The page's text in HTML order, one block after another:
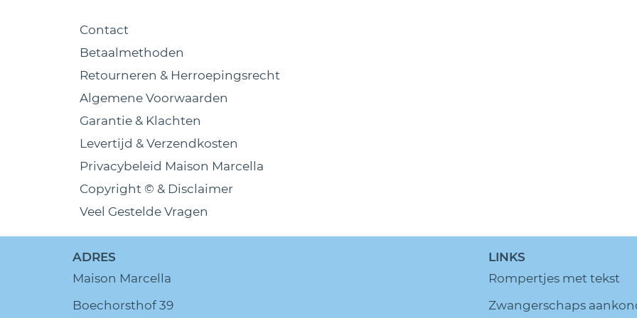
Contact
Betaalmethoden
Retourneren & Herroepingsrecht
Algemene Voorwaarden
Garantie & Klachten
Levertijd & Verzendkosten
Privacybeleid Maison Marcella
Copyright © & Disclaimer
Veel Gestelde Vragen
ADRES
Maison Marcella
Boechorsthof 39
LINKS
Rompertjes met tekst
Zwangerschaps